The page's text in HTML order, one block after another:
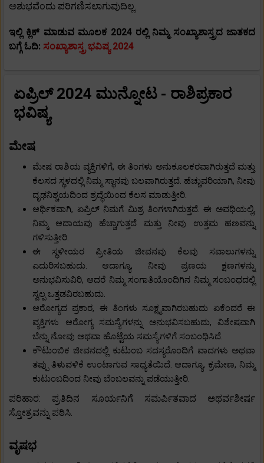
ಅಶುಭವೆಂದು ಪರಿಗಣಿಸಲಾಗುವುದಿಲ್ಲ.
ಇಲ್ಲಿ ಕ್ಲಿಕ್ ಮಾಡುವ ಮೂಲಕ 2024 ರಲ್ಲಿ ನಿಮ್ಮ ಸಂಖ್ಯಾಶಾಸ್ತ್ರದ ಜಾತಕದ
ಬಗ್ಗೆ ಓದಿ: ಸಂಖ್ಯಾಶಾಸ್ತ್ರ ಭವಿಷ್ಯ 2024
ಏಪ್ರಿಲ್ 2024 ಮುನ್ನೋಟ - ರಾಶಿಪ್ರಕಾರ
ಭವಿಷ್ಯ
ಮೇಷ
ಮೇಷ ರಾಶಿಯ ವ್ಯಕ್ತಿಗಳಿಗೆ, ಈ ತಿಂಗಳು ಅನುಕೂಲಕರವಾಗಿರುತ್ತದೆ ಮತ್ತು
ಕೆಲಸದ ಸ್ಥಳದಲ್ಲಿ ನಿಮ್ಮ ಸ್ಥಾನವು ಬಲವಾಗಿರುತ್ತದೆ. ಹೆಚ್ಚುವರಿಯಾಗಿ, ನೀವು
ದೃಢನಿಶ್ಚಯದಿಂದ ಶ್ರದ್ಧೆಯಿಂದ ಕೆಲಸ ಮಾಡುತ್ತೀರಿ.
ಆರ್ಥಿಕವಾಗಿ, ಏಪ್ರಿಲ್ ನಿಮಗೆ ಮಿಶ್ರ ತಿಂಗಳಾಗಿರುತ್ತದೆ. ಈ ಅವಧಿಯಲ್ಲಿ,
ನಿಮ್ಮ ಆದಾಯವು ಹೆಚ್ಚಾಗುತ್ತದೆ ಮತ್ತು ನೀವು ಉತ್ತಮ ಹಣವನ್ನು
ಗಳಿಸುತ್ತೀರಿ.
ಈ ಸ್ಥಳೀಯರ ಪ್ರೀತಿಯ ಜೀವನವು ಕೆಲವು ಸವಾಲುಗಳನ್ನು
ಎದುರಿಸಬಹುದು. ಆದಾಗ್ಯೂ, ನೀವು ಪ್ರಣಯ ಕ್ಷಣಗಳನ್ನು
ಅನುಭವಿಸುವಿರಿ, ಆದರೆ ನಿಮ್ಮ ಸಂಗಾತಿಯೊಂದಿಗಿನ ನಿಮ್ಮ ಸಂಬಂಧದಲ್ಲಿ
ಸ್ವಲ್ಪ ಒತ್ತಡವಿರಬಹುದು.
ಆರೋಗ್ಯದ ಪ್ರಕಾರ, ಈ ತಿಂಗಳು ಸೂಕ್ಷ್ಮವಾಗಿರಬಹುದು ಏಕೆಂದರೆ ಈ
ವ್ಯಕ್ತಿಗಳು ಆರೋಗ್ಯ ಸಮಸ್ಯೆಗಳನ್ನು ಅನುಭವಿಸಬಹುದು, ವಿಶೇಷವಾಗಿ
ಬೆನ್ನು ನೋವು ಅಥವಾ ಹೊಟ್ಟೆಯ ಸಮಸ್ಯೆಗಳಿಗೆ ಸಂಬಂಧಿಸಿದೆ.
ಕೌಟುಂಬಿಕ ಜೀವನದಲ್ಲಿ ಕುಟುಂಬ ಸದಸ್ಯರೊಂದಿಗೆ ವಾದಗಳು ಅಥವಾ
ತಪ್ಪು ತಿಳುವಳಿಕೆ ಉಂಟಾಗುವ ಸಾಧ್ಯತೆಯಿದೆ. ಆದಾಗ್ಯೂ, ಕ್ರಮೇಣ, ನಿಮ್ಮ
ಕುಟುಂಬದಿಂದ ನೀವು ಬೆಂಬಲವನ್ನು ಪಡೆಯುತ್ತೀರಿ.
ಪರಿಹಾರ: ಪ್ರತಿದಿನ ಸೂರ್ಯನಿಗೆ ಸಮರ್ಪಿತವಾದ ಅಥರ್ವಶೀರ್ಷ
ಸ್ತೋತ್ರವನ್ನು ಪಠಿಸಿ.
ವೃಷಭ